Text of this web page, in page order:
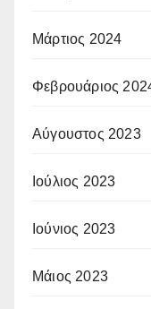
Μάρτιος 2024
Φεβρουάριος
Αύγουστος 2023
Ιούλιος 2023
Ιούνιος 2023
Μάιος 2023